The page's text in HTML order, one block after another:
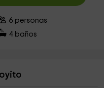
6 personas
4 baños